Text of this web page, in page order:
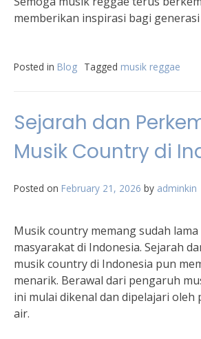
memberikan inspirasi bagi
Posted in Blog Tagged musik reggae
Sejarah dan
Musik Country di
Posted on February 21, 2026 by adminkin
Musik country memang sudah
masyarakat di Indonesia. Sejarah
musik country di Indonesia pun
menarik. Berawal dari pengaruh
ini mulai dikenal dan dipelajari oleh
air.